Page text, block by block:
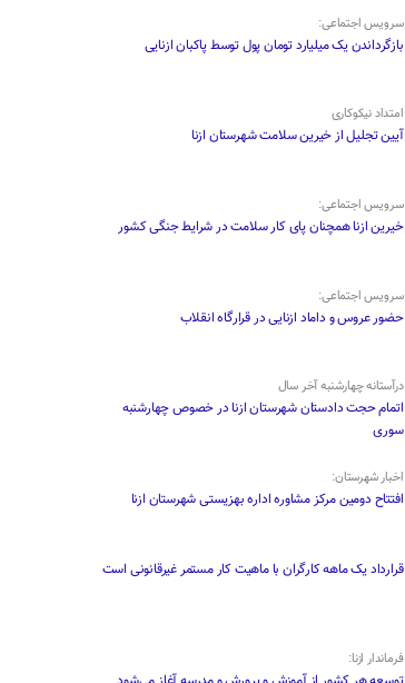
سرویس اجتماعی:
بازگرداندن یک میلیارد تومان پول توسط پاکبان ازنایی
امتداد نیکوکاری
آیین تجلیل از خیرین سلامت شهرستان ازنا
سرویس اجتماعی:
خیرین ازنا همچنان پای کار سلامت در شرایط جنگی کشور
سرویس اجتماعی:
حضور عروس و داماد ازنایی در قرارگاه انقلاب
درآستانه چهارشنبه آخر سال
اتمام حجت دادستان شهرستان ازنا در خصوص چهارشنبه
‌سوری
اخبار شهرستان:
افتتاح دومین مرکز مشاوره اداره بهزیستی شهرستان ازنا
قرارداد یک ماهه کارگران با ماهیت کار مستمر غیرقانونی است
فرماندار ازنا: